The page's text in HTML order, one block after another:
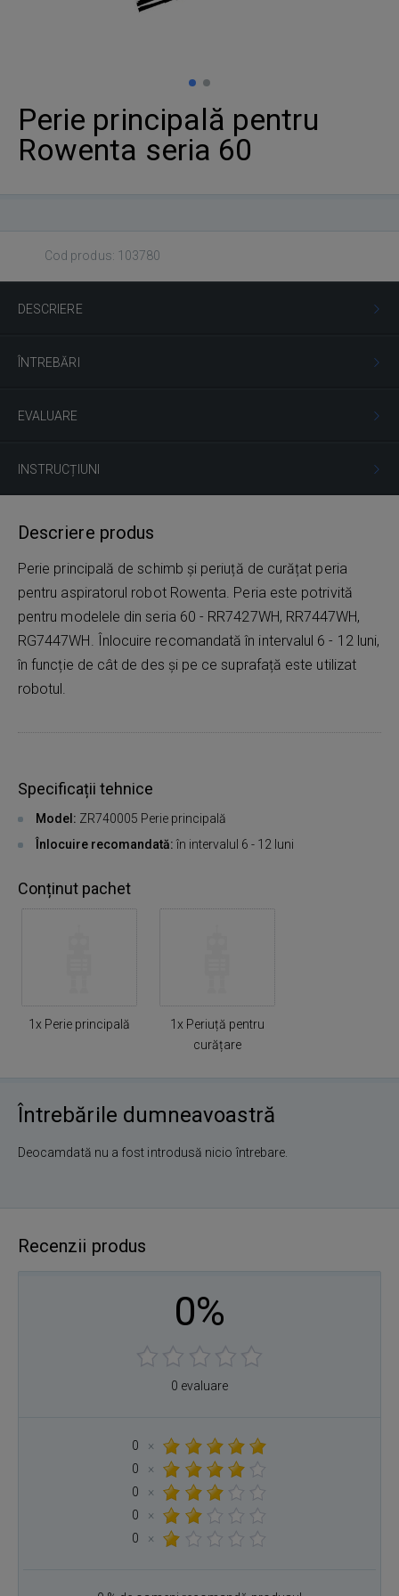
Perie principală pentru
Rowenta seria 60
Cod produs: 103780
DESCRIERE
ÎNTREBĂRI
EVALUARE
INSTRUCȚIUNI
Descriere produs
Perie principală de schimb și periuță de curățat peria
pentru aspiratorul robot Rowenta. Peria este potrivită
pentru modelele din seria 60 - RR7427WH, RR7447WH,
RG7447WH. Înlocuire recomandată în intervalul 6 - 12 luni,
în funcție de cât de des și pe ce suprafață este utilizat
robotul.
Specificații tehnice
Model: ZR740005 Perie principală
Înlocuire recomandată: în intervalul 6 - 12 luni
Conținut pachet
1x Perie principală
1x Periuță pentru
curățare
Întrebările dumneavoastră
Deocamdată nu a fost introdusă nicio întrebare.
Recenzii produs
0%
0 evaluare
0
×
0
×
0
×
0
×
0
×